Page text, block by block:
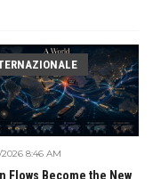
8:46 AM
Flows Become the New